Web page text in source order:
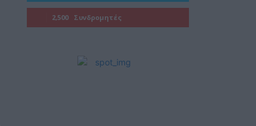
2,500 Συνδρομητές